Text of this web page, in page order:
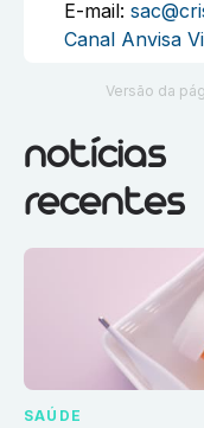
E-mail:
Canal Anvisa
Versão da
notícias
recentes
SAÚDE